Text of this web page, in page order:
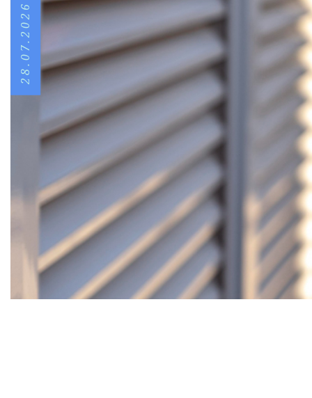
28.07.2026